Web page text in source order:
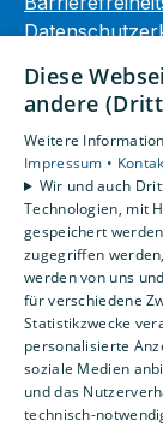
Unsere
Privatkunden
Karriere
Unternehmen
Kontakt
Diese
andere
Weitere
Impressum •
Wir und auch
Technologien, mit
gespeichert
zugegriffen
werden von uns
für verschiedene
Statistikzwecke
personalisierte
soziale Medien
und das
technisch-